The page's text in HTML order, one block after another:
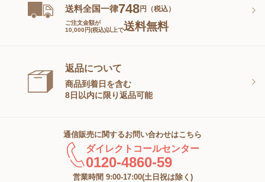
送料全国一律748円（税込）
ご注文金額が
10,000円(税込)以上で送料無料
返品について
商品到着日を含む
8日以内に限り返品可能
通信販売に関するお問い合わせはこちら
ダイレクトコールセンター
0120-4860-59
営業時間 9:00-17:00(土日祝は除く)